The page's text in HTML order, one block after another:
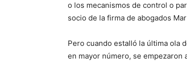
o los mecanismos de control o
socio de la firma de abogados
Pero cuando estalló la última ola
en mayor número, se empezaron